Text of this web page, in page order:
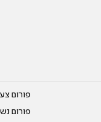
פורום
פורום